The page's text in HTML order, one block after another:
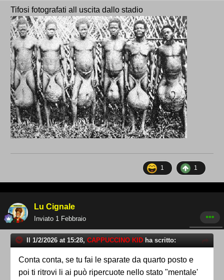
Tifosi fotografati all uscita dallo stadio
1 1
Lu Cignale
Inviato 1 Febbraio
Il 1/2/2026 at 15:28, CAPPUCCINO KID ha scritto:
Conta conta, se tu fai le sparate da quarto posto e
poi ti ritrovi li ai può ripercuote nello stato "mentale'